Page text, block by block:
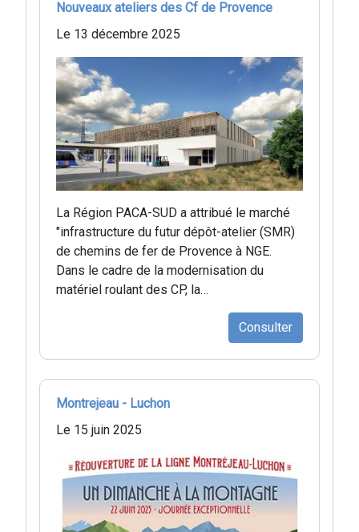
Nouveaux ateliers des Cf de Provence
Le 13 décembre 2025
La Région PACA-SUD a attribué le marché
"infrastructure du futur dépôt-atelier (SMR)
de chemins de fer de Provence à NGE.
Dans le cadre de la modernisation du
matériel roulant des CP, la…
Consulter
Montrejeau - Luchon
Le 15 juin 2025